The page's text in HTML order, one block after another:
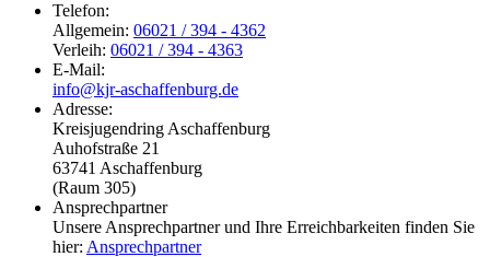
Telefon:
Allgemein: 06021 / 394 - 4362
Verleih: 06021 / 394 - 4363
E-Mail:
info@kjr-aschaffenburg.de
Adresse:
Kreisjugendring Aschaffenburg
Auhofstraße 21
63741 Aschaffenburg
(Raum 305)
Ansprechpartner
Unsere Ansprechpartner und Ihre Erreichbarkeiten finden Sie
hier: Ansprechpartner